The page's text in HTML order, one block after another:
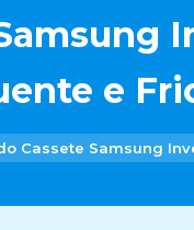
e
Cassete Samsung